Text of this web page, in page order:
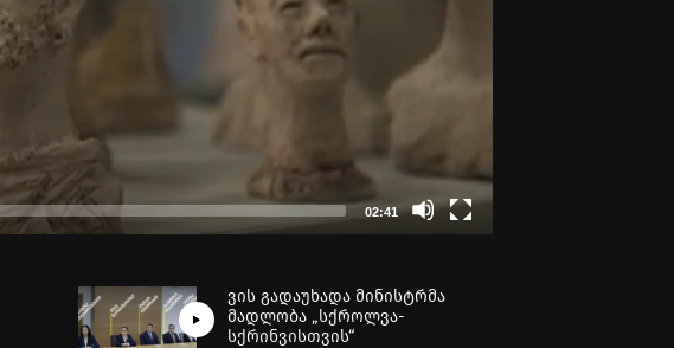
02:41
ვის გადაუხადა მინისტრმა
მადლობა „სქროლვა-
სქრინვისთვის“